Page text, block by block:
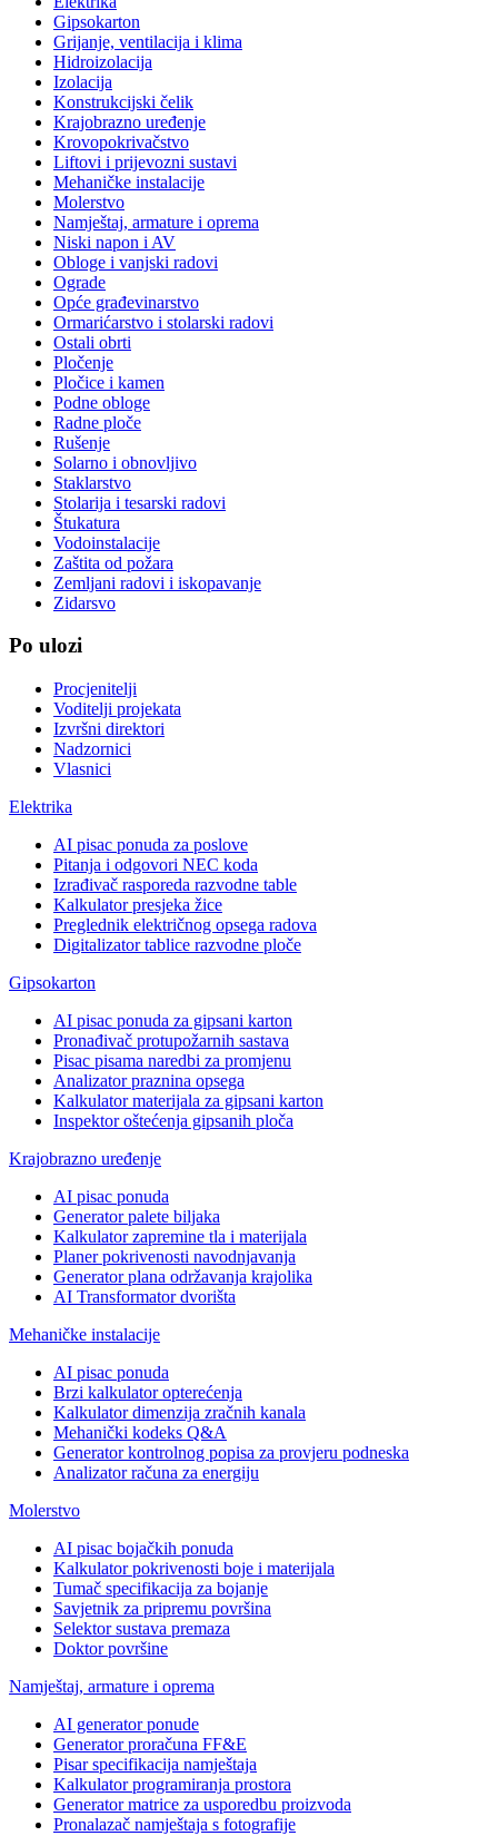
Gipsokarton
Grijanje, ventilacija i klima
Hidroizolacija
Izolacija
Konstrukcijski čelik
Krajobrazno uređenje
Krovopokrivačstvo
Liftovi i prijevozni sustavi
Mehaničke instalacije
Molerstvo
Namještaj, armature i oprema
Niski napon i AV
Obloge i vanjski radovi
Ograde
Opće građevinarstvo
Ormarićarstvo i stolarski radovi
Ostali obrti
Pločenje
Pločice i kamen
Podne obloge
Radne ploče
Rušenje
Solarno i obnovljivo
Staklarstvo
Stolarija i tesarski radovi
Štukatura
Vodoinstalacije
Zaštita od požara
Zemljani radovi i iskopavanje
Zidarsvo
Po ulozi
Procjenitelji
Voditelji projekata
Izvršni direktori
Nadzornici
Vlasnici
Elektrika
AI pisac ponuda za poslove
Pitanja i odgovori NEC koda
Izrađivač rasporeda razvodne table
Kalkulator presjeka žice
Preglednik električnog opsega radova
Digitalizator tablice razvodne ploče
Gipsokarton
AI pisac ponuda za gipsani karton
Pronađivač protupožarnih sastava
Pisac pisama naredbi za promjenu
Analizator praznina opsega
Kalkulator materijala za gipsani karton
Inspektor oštećenja gipsanih ploča
Krajobrazno uređenje
AI pisac ponuda
Generator palete biljaka
Kalkulator zapremine tla i materijala
Planer pokrivenosti navodnjavanja
Generator plana održavanja krajolika
AI Transformator dvorišta
Mehaničke instalacije
AI pisac ponuda
Brzi kalkulator opterećenja
Kalkulator dimenzija zračnih kanala
Mehanički kodeks Q&A
Generator kontrolnog popisa za provjeru podneska
Analizator računa za energiju
Molerstvo
AI pisac bojačkih ponuda
Kalkulator pokrivenosti boje i materijala
Tumač specifikacija za bojanje
Savjetnik za pripremu površina
Selektor sustava premaza
Doktor površine
Namještaj, armature i oprema
AI generator ponude
Generator proračuna FF&E
Pisar specifikacija namještaja
Kalkulator programiranja prostora
Generator matrice za usporedbu proizvoda
Pronalazač namještaja s fotografije